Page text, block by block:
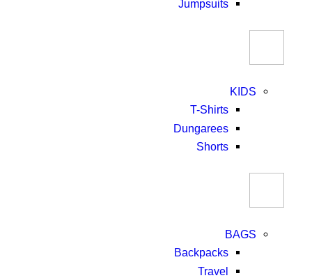
Jumpsuits
KIDS
T-Shirts
Dungarees
Shorts
BAGS
Backpacks
Travel